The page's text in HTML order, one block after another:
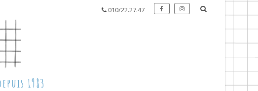
010/22.27.47
1983